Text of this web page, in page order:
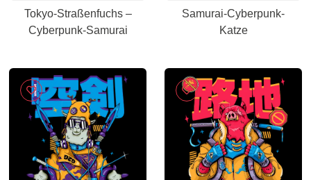
Tokyo-Straßenfuchs –
Cyberpunk-Samurai
Samurai-Cyberpunk-
Katze